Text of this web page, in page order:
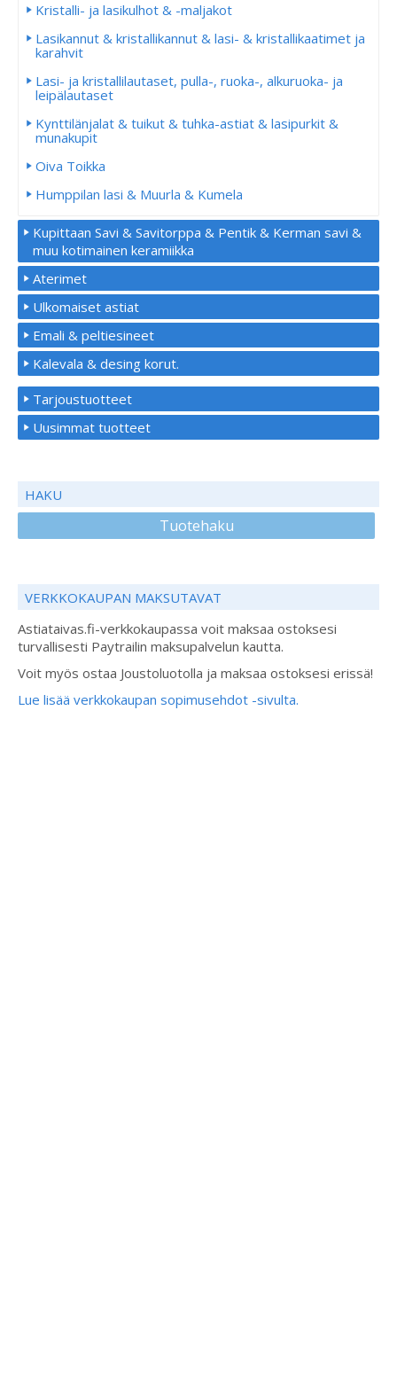
Kristalli- ja lasikulhot & -maljakot
Lasikannut & kristallikannut & lasi- & kristallikaatimet ja
karahvit
Lasi- ja kristallilautaset, pulla-, ruoka-, alkuruoka- ja
leipälautaset
Kynttilänjalat & tuikut & tuhka-astiat & lasipurkit &
munakupit
Oiva Toikka
Humppilan lasi & Muurla & Kumela
Kupittaan Savi & Savitorppa & Pentik & Kerman savi &
muu kotimainen keramiikka
Aterimet
Ulkomaiset astiat
Emali & peltiesineet
Kalevala & desing korut.
Tarjoustuotteet
Uusimmat tuotteet
HAKU
Tuotehaku
VERKKOKAUPAN MAKSUTAVAT
Astiataivas.fi-verkkokaupassa voit maksaa ostoksesi
turvallisesti Paytrailin maksupalvelun kautta.
Voit myös ostaa Joustoluotolla ja maksaa ostoksesi erissä!
Lue lisää verkkokaupan sopimusehdot -sivulta.